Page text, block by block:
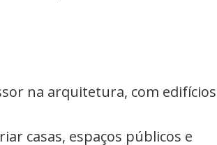
na arquitetura, com edifícios
casas, espaços públicos e